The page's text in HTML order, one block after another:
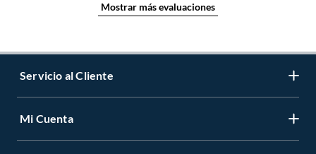
Mostrar más evaluaciones
Servicio al Cliente
Contáctanos
Mi Cuenta